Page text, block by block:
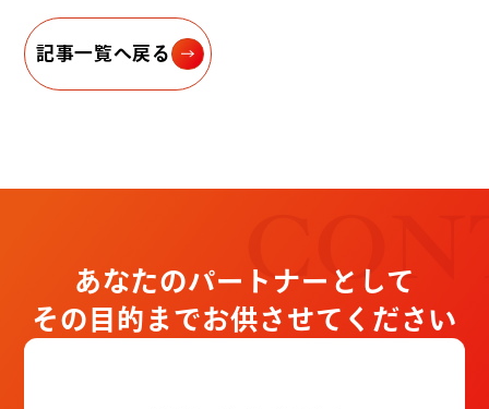
記事一覧へ戻る
あなたのパートナーとして
その目的までお供させてください